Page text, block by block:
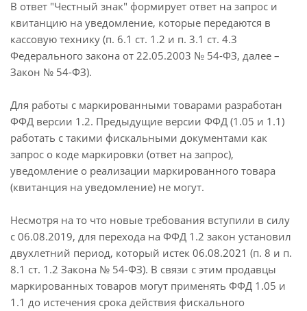
В ответ "Честный знак" формирует ответ на запрос и
квитанцию на уведомление, которые передаются в
кассовую технику (п. 6.1 ст. 1.2 и п. 3.1 ст. 4.3
Федерального закона от 22.05.2003 № 54-ФЗ, далее –
Закон № 54-ФЗ).
Для работы с маркированными товарами разработан
ФФД версии 1.2. Предыдущие версии ФФД (1.05 и 1.1)
работать с такими фискальными документами как
запрос о коде маркировки (ответ на запрос),
уведомление о реализации маркированного товара
(квитанция на уведомление) не могут.
Несмотря на то что новые требования вступили в силу
с 06.08.2019, для перехода на ФФД 1.2 закон установил
двухлетний период, который истек 06.08.2021 (п. 8 и п.
8.1 ст. 1.2 Закона № 54-ФЗ). В связи с этим продавцы
маркированных товаров могут применять ФФД 1.05 и
1.1 до истечения срока действия фискального